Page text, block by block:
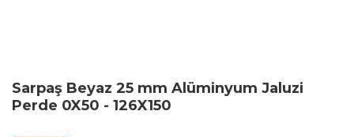
Sarpaş Beyaz 25 mm Alüminyum Jaluzi
Perde 0X50 - 126X150